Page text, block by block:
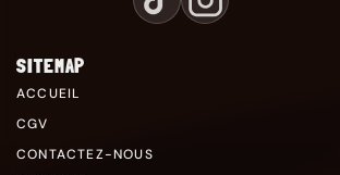
SITEMAP
ACCUEIL
CGV
CONTACTEZ-NOUS